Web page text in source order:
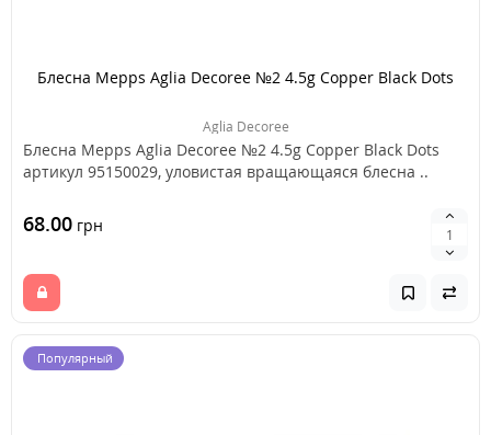
Блесна Mepps Aglia Decoree №2 4.5g Copper Black Dots
Aglia Decoree
Блесна Mepps Aglia Decoree №2 4.5g Copper Black Dots
артикул 95150029, уловистая вращающаяся блесна ..
68.00 грн
Популярный